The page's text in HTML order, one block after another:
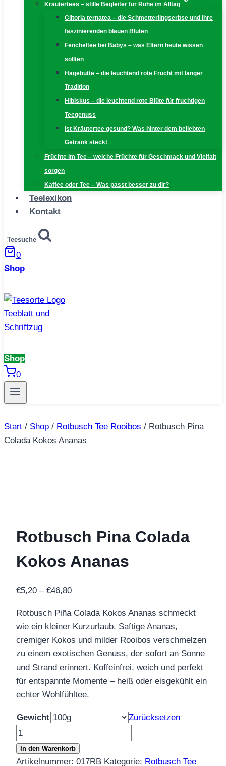
Kräutertees – stille Begleiter für Ruhe im Alltag
Clitoria ternatea – die Schmetterlingserbse und ihre
faszinierenden blauen Blüten
Fencheltee bei Babys – was Eltern heute wissen
sollten
Hagebutte – die leuchtend rote Frucht mit langer
Tradition
Hibiskus – die leuchtend rote Blüte für fruchtigen
Teegenuss
Ist Kräutertee gesund? Was hinter dem beliebten
Getränk steckt
Früchte im Tee – welche Früchte für Geschmack und Vielfalt
sorgen
Kaffee oder Tee – Was passt besser zu dir?
Teelexikon
Kontakt
Teesuche
0
Shop
Shop
0
Start / Shop / Rotbusch Tee Rooibos / Rotbusch Pina
Colada Kokos Ananas
Rotbusch Pina Colada
Kokos Ananas
€5,20 – €46,80Preisspanne:
bis
€46,80
Rotbusch Piña Colada Kokos Ananas schmeckt
wie ein kleiner Kurzurlaub. Saftige Ananas,
cremiger Kokos und milder Rooibos verschmelzen
zu einem exotischen Genuss, der sofort an Sonne
und Strand erinnert. Koffeinfrei, weich und perfekt
für entspannte Momente – heiß oder eisgekühlt ein
echter Wohlfühltee.
Gewicht
Zurücksetzen
Rotbusch
Pina
Colada
In den Warenkorb
Artikelnummer: 017RB Kategorie: Rotbusch Tee